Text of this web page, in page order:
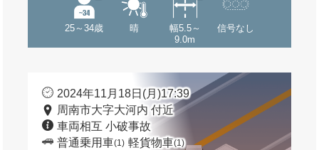
25～34歳 晴
幅5.5～
9.0m
信号なし
2024年11月18日(月)17:39
周南市大字大河内 付近
車両相互 小破事故
普通乗用車(1) 軽貨物車(1)